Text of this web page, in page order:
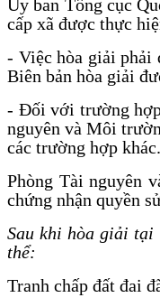
Ủy ban Tổng cục
cấp xã được thực
- Việc hòa giải phải
Biên bản hòa giải
- Đối với trường hợp
nguyên và Môi
các trường hợp khác.
Phòng Tài nguyên
chứng nhận quyền
Sau khi hòa giải tại
thể:
Tranh chấp đất đai